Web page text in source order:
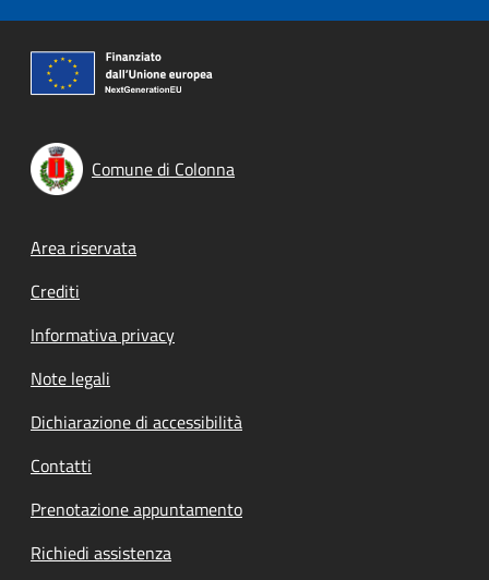
Comune di Colonna
Footer menu
Area riservata
Crediti
Informativa privacy
Note legali
Dichiarazione di accessibilità
Contatti
Prenotazione appuntamento
Richiedi assistenza